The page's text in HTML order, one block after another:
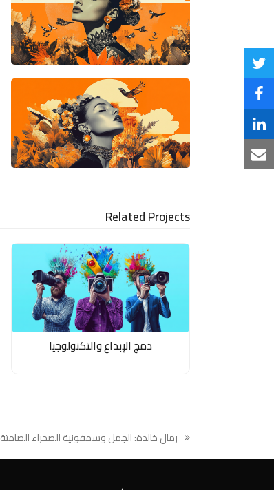
Share
on
Twitter
Share
on
Facebook
Share
on
Share
Related Projects
دمج الإبداع والتكنولوجيا
previous
post:
رمال خالدة: الجمل وسمفونية الصحراء الصامتة